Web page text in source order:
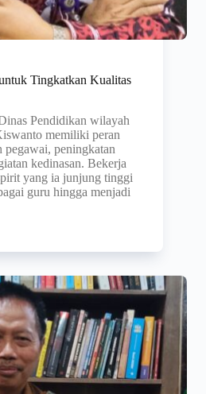
Tingkatkan Kualitas
Pendidikan wilayah
memiliki peran
pegawai, peningkatan
kedinasan. Bekerja
yang ia junjung tinggi
guru hingga menjadi